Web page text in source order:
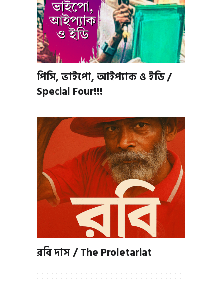
পিসি, ভাইপো, আইপ্যাক ও ইডি /
Special Four!!!
রবি দাস / The Proletariat